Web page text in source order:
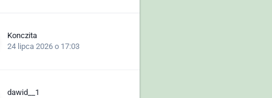
Konczita
24 lipca 2026 o 17:03
dawid__1